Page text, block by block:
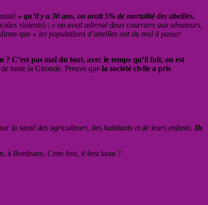
« qu’il y a 30 ans, on avait 5% de mortalité des abeilles,
violents) : « on avait adressé deux courriers aux sénateurs,
que « les populations d’abeilles ont du mal à passer
? C’est pas mal du tout, avec le temps qu’il fait, on est
toute la Gironde. Preuve que la société civile a pris
la santé des agriculteurs, des habitants et de leurs enfants. Ils
à Bordeaux. Cette fois, il fera beau ?